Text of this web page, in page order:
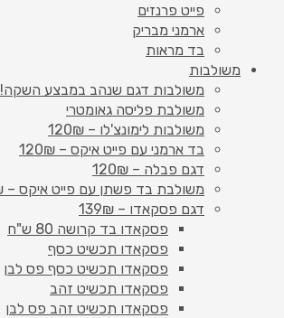
פייט פרנזים
ארמני מבריק
בד מראות
משולבות
משולבות דגם שנהב במבצע השקה!
משולבת פליסה גאומטרי
משולבות לימונצ'לו – 120₪
בד ארמני עם פייט איקס – 120₪
דגם פבלה – 120₪
משולבת בד פשתן עם פייט איקס – 120₪
דגם פסקאדו – 139₪
פסקאדו בד קרושה 80 ש"ח
פסקאדו תכשיט כסף
פסקאדו תכשיט כסף פס לבן
פסקאדו תכשיט זהב
פסקאדו תכשיט זהב פס לבן